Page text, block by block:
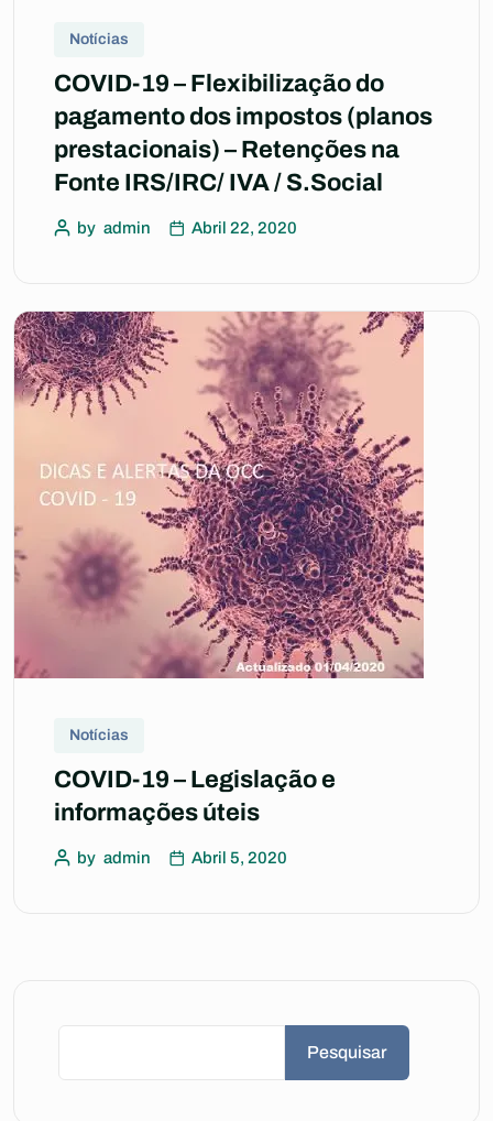
Notícias
COVID-19 – Flexibilização do
pagamento dos impostos (planos
prestacionais) – Retenções na
Fonte IRS/IRC/ IVA / S.Social
by admin Abril 22, 2020
Notícias
COVID-19 – Legislação e
informações úteis
by admin Abril 5, 2020
Pesquisar